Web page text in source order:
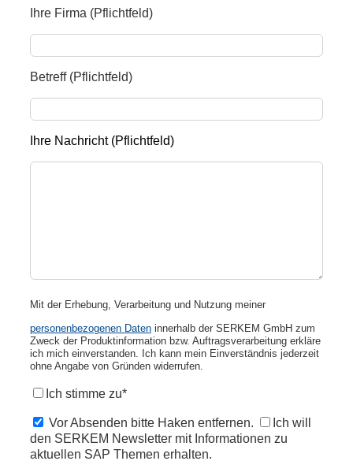
Ihre Firma (Pflichtfeld)
Betreff (Pflichtfeld)
Ihre Nachricht (Pflichtfeld)
Mit der Erhebung, Verarbeitung und Nutzung meiner
personenbezogenen Daten innerhalb der SERKEM GmbH zum
Zweck der Produktinformation bzw. Auftragsverarbeitung erkläre
ich mich einverstanden. Ich kann mein Einverständnis jederzeit
ohne Angabe von Gründen widerrufen.
Ich stimme zu*
Vor Absenden bitte Haken entfernen.
Ich will
den SERKEM Newsletter mit Informationen zu
aktuellen SAP Themen erhalten.